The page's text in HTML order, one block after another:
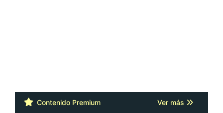
Contenido Premium Ver más